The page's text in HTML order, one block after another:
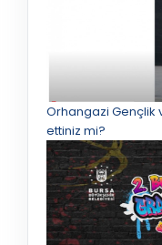
Orhangazi Gençlik
ettiniz mi?